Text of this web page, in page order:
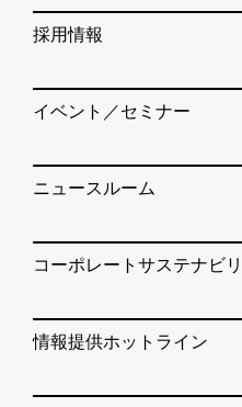
採用情報
イベント／セミナー
ニュースルーム
コーポレートサステナビ
情報提供ホットライン